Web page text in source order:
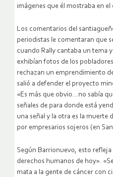
imágenes que él mostraba en
Los comentarios del
periodistas le comentaran que
cuando Rally cantaba un tema
exhibían fotos de los
rechazan un emprendimiento
salió a defender el proyecto
«Es más que obvio…no sabía
señales de para donde está
una señal y la otra es la muerte
por empresarios sojeros (en
Según Barrionuevo, esto refleja
derechos humanos de hoy».
mata a la gente de cáncer con